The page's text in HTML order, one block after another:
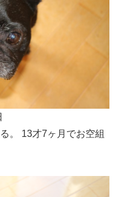
。 13才7ヶ月でお空組